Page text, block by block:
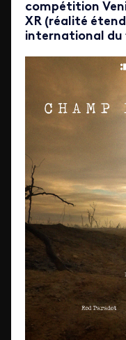
compétition
XR (réalité
international du